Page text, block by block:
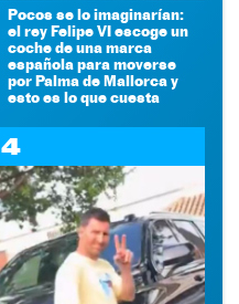
Pocos se lo imaginarían:
el rey Felipe VI escoge un
coche de una marca
española para moverse
por Palma de Mallorca y
esto es lo que cuesta
4